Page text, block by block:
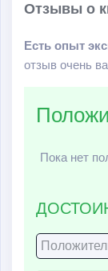
Отзывы о
Есть опыт
отзыв очень
Пока нет